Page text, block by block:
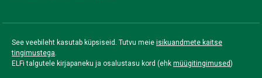
See veebileht kasutab küpsiseid. Tutvu meie isikuandmete kaitse
tingimustega.
ELFi talgutele kirjapaneku ja osalustasu kord (ehk müügitingimused)